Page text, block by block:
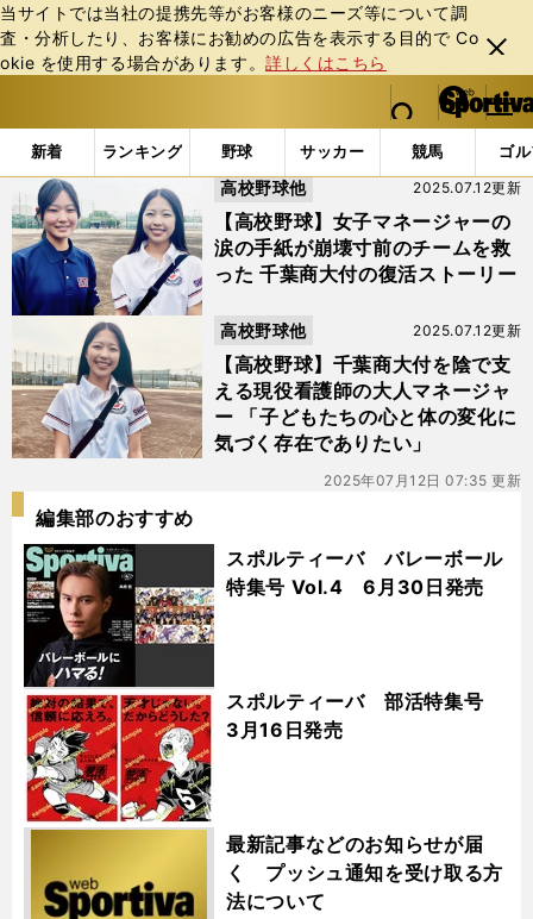
当サイトでは当社の提携先等がお客様のニーズ等について調
査・分析したり、お客様にお勧めの広告を表⽰する⽬的で Co
okie を使⽤する場合があります。詳しくはこちら
閉じ
る
web Sportiva (webスポルティーバ)
検索
マイペ
ー
ジ
メニュ
新着 ランキング 野球 サッカー 競馬 ゴ
b
ス
ポ
ル
テ
ィ
ー
バ
「#吉原拓」の最新ニュース・ 情報
【高校野球】女子マネージャーの
涙の手紙が崩壊寸前のチームを救
った 千葉商大付の復活ストーリー
2025.07.12更新
高校野球他
【高校野球】千葉商大付を陰で支
える現役看護師の大人マネージャ
ー 「子どもたちの心と体の変化に
気づく存在でありたい」
2025.07.12更新
高校野球他
2025年07月12日 07:35 更新
編集部のおすすめ
スポルティーバ バレーボール
特集号 Vol.4 6月30日発売
スポルティーバ 部活特集号
3月16日発売
最新記事などのお知らせが届
く プッシュ通知を受け取る方
法について